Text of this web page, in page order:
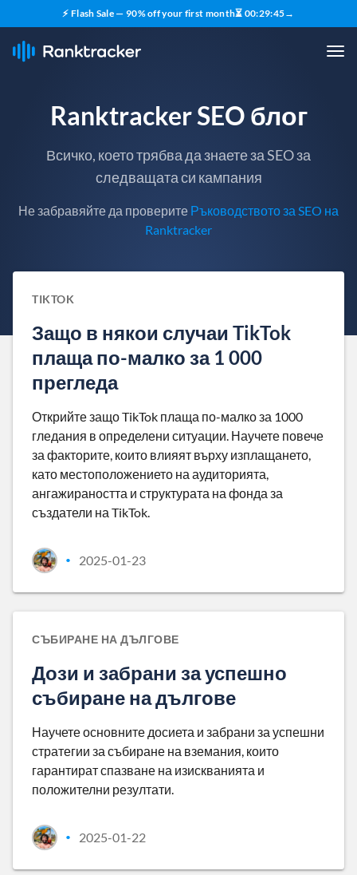
⚡ Flash Sale — 90% off your first month⏳ 00:29:44→
Ranktracker SEO блог
Всичко, което трябва да знаете за SEO за
следващата си кампания
Не забравяйте да проверите Ръководството за SEO на
Ranktracker
TIKTOK
Защо в някои случаи TikTok
плаща по-малко за 1 000
прегледа
Открийте защо TikTok плаща по-малко за 1000
гледания в определени ситуации. Научете повече
за факторите, които влияят върху изплащането,
като местоположението на аудиторията,
ангажираността и структурата на фонда за
създатели на TikTok.
• 2025-01-23
СЪБИРАНЕ НА ДЪЛГОВЕ
Дози и забрани за успешно
събиране на дългове
Научете основните досиета и забрани за успешни
стратегии за събиране на вземания, които
гарантират спазване на изискванията и
положителни резултати.
• 2025-01-22